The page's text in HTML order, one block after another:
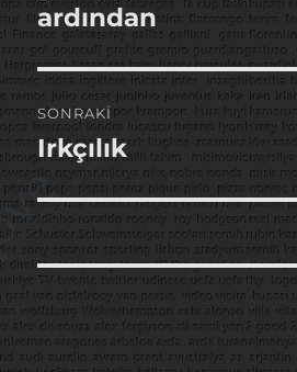
yazı:
ardından
SONRAKI
Sonraki
yazı:
Irkçılık